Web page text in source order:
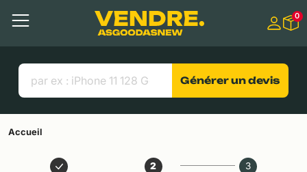
Contenu principal
Menu
Liens utiles
0
Générer un devis
Accueil
2
3